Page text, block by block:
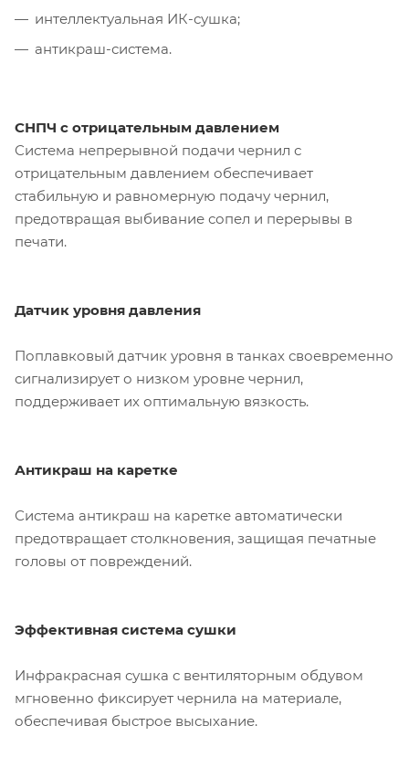
интеллектуальная ИК-сушка;
антикраш-система.
СНПЧ с отрицательным давлением
Система непрерывной подачи чернил с
отрицательным давлением обеспечивает
стабильную и равномерную подачу чернил,
предотвращая выбивание сопел и перерывы в
печати.
Датчик уровня давления
Поплавковый датчик уровня в танках своевременно
сигнализирует о низком уровне чернил,
поддерживает их оптимальную вязкость.
Антикраш на каретке
Система антикраш на каретке автоматически
предотвращает столкновения, защищая печатные
головы от повреждений.
Эффективная система сушки
Инфракрасная сушка с вентиляторным обдувом
мгновенно фиксирует чернила на материале,
обеспечивая быстрое высыхание.